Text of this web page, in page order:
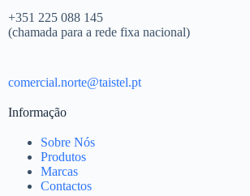
+351 225 088 145
(chamada para a rede fixa nacional)
comercial.norte@taistel.pt
Informação
Sobre Nós
Produtos
Marcas
Contactos